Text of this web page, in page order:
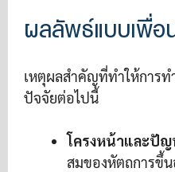
ผลลัพธ์แบบเพื่อ
เหตุผลสำคัญที่ทำให้การ
ปัจจัยต่อไปนี้
โครงหน้าและปัญ
สมของหัตถการขึ้น